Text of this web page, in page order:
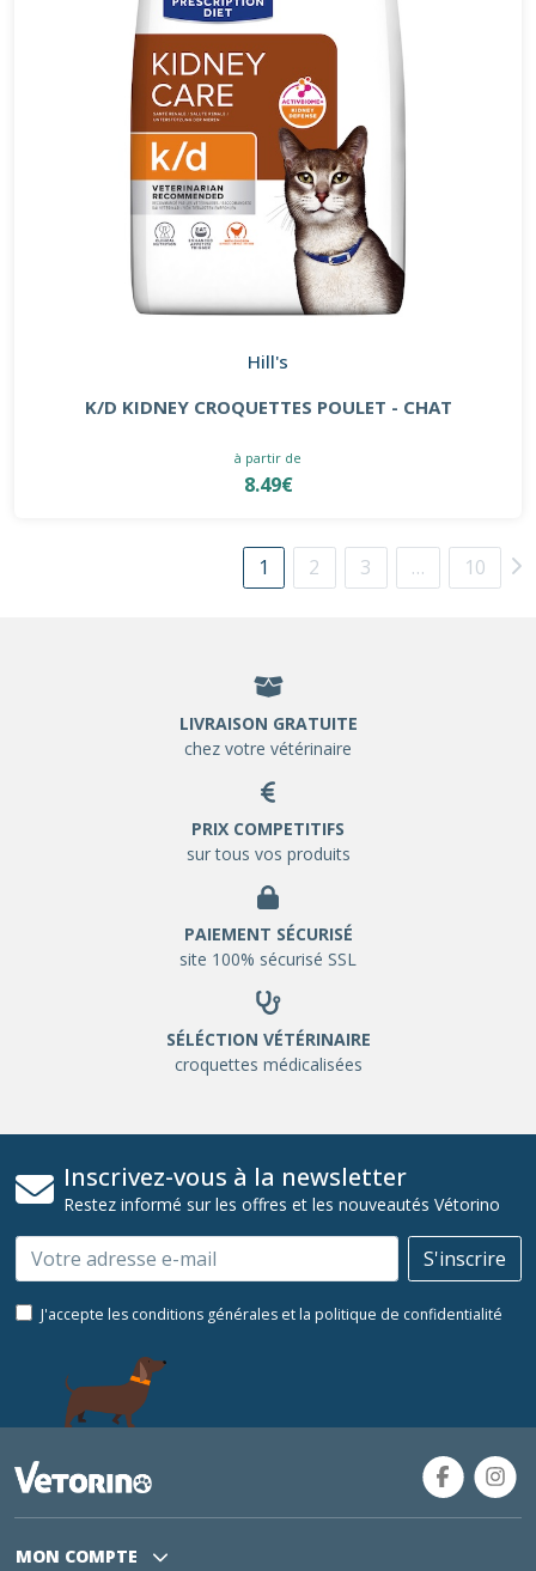
Hill's
K/D KIDNEY CROQUETTES POULET - CHAT
à partir de
8.49€
1 2 3 … 10
LIVRAISON GRATUITE
chez votre vétérinaire
PRIX COMPETITIFS
sur tous vos produits
PAIEMENT SÉCURISÉ
site 100% sécurisé SSL
SÉLÉCTION VÉTÉRINAIRE
croquettes médicalisées
Inscrivez-vous à la newsletter
Restez informé sur les offres et les nouveautés Vétorino
Email S'inscrire
J'accepte les conditions générales et la politique de confidentialité
MON COMPTE